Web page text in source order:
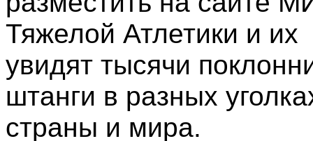
Тяжелой Атлетики и их
увидят тысячи
штанги в разных
страны и мира.